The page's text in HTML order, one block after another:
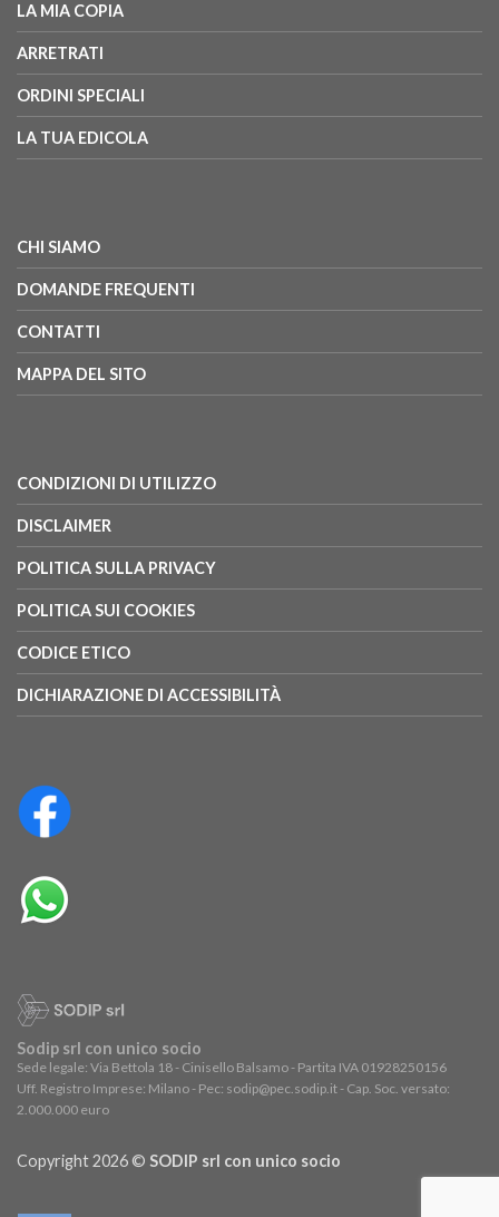
LA MIA COPIA
ARRETRATI
ORDINI SPECIALI
LA TUA EDICOLA
CHI SIAMO
DOMANDE FREQUENTI
CONTATTI
MAPPA DEL SITO
CONDIZIONI DI UTILIZZO
DISCLAIMER
POLITICA SULLA PRIVACY
POLITICA SUI COOKIES
CODICE ETICO
DICHIARAZIONE DI ACCESSIBILITÀ
Sodip srl con unico socio
Sede legale: Via Bettola 18 - Cinisello Balsamo - Partita IVA 01928250156
Uff. Registro Imprese: Milano - Pec: sodip@pec.sodip.it - Cap. Soc. versato:
2.000.000 euro
Copyright 2026 © SODIP srl con unico socio